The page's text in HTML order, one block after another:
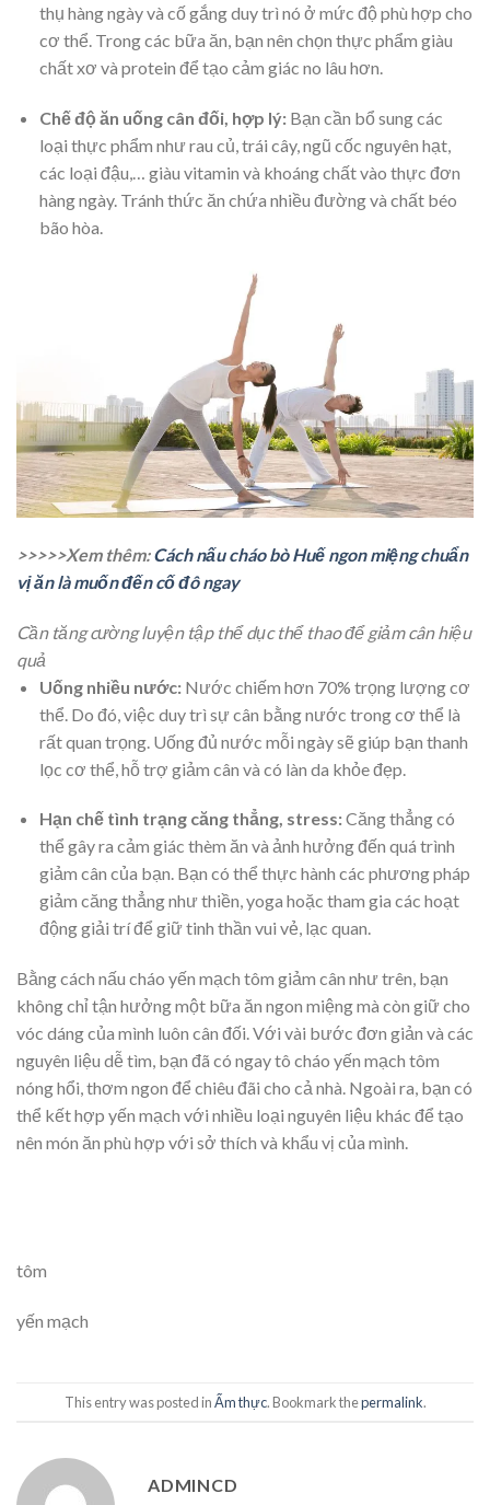
thụ hàng ngày và cố gắng duy trì nó ở mức độ phù hợp cho
cơ thể. Trong các bữa ăn, bạn nên chọn thực phẩm giàu
chất xơ và protein để tạo cảm giác no lâu hơn.
Chế độ ăn uống cân đối, hợp lý: Bạn cần bổ sung các
loại thực phẩm như rau củ, trái cây, ngũ cốc nguyên hạt,
các loại đậu,… giàu vitamin và khoáng chất vào thực đơn
hàng ngày. Tránh thức ăn chứa nhiều đường và chất béo
bão hòa.
>>>>>Xem thêm:Cách nấu cháo bò Huế ngon miệng chuẩn
vị ăn là muốn đến cố đô ngay
Cần tăng cường luyện tập thể dục thể thao để giảm cân hiệu
quả
Uống nhiều nước: Nước chiếm hơn 70% trọng lượng cơ
thể. Do đó, việc duy trì sự cân bằng nước trong cơ thể là
rất quan trọng. Uống đủ nước mỗi ngày sẽ giúp bạn thanh
lọc cơ thể, hỗ trợ giảm cân và có làn da khỏe đẹp.
Hạn chế tình trạng căng thẳng, stress:Căng thẳng có
thể gây ra cảm giác thèm ăn và ảnh hưởng đến quá trình
giảm cân của bạn. Bạn có thể thực hành các phương pháp
giảm căng thẳng như thiền, yoga hoặc tham gia các hoạt
động giải trí để giữ tinh thần vui vẻ, lạc quan.
Bằng cách nấu cháo yến mạch tôm giảm cân như trên, bạn
không chỉ tận hưởng một bữa ăn ngon miệng mà còn giữ cho
vóc dáng của mình luôn cân đối. Với vài bước đơn giản và các
nguyên liệu dễ tìm, bạn đã có ngay tô cháo yến mạch tôm
nóng hổi, thơm ngon để chiêu đãi cho cả nhà. Ngoài ra, bạn có
thể kết hợp yến mạch với nhiều loại nguyên liệu khác để tạo
nên món ăn phù hợp với sở thích và khẩu vị của mình.
tôm
yến mạch
This entry was posted inẨm thực. Bookmark thepermalink.
ADMINCD